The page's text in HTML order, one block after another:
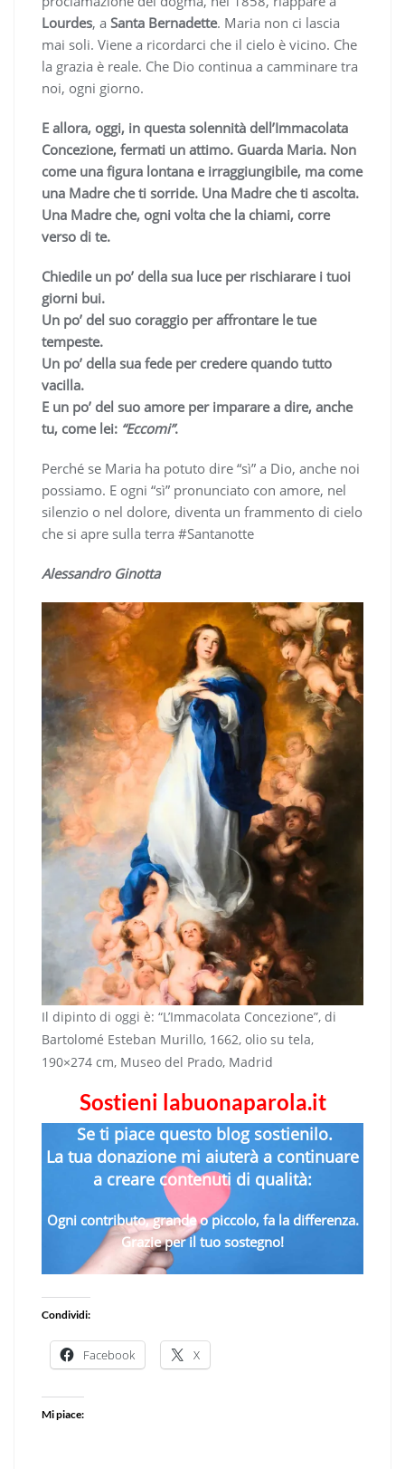
Lourdes, a Santa Bernadette. Maria non ci lascia
mai soli. Viene a ricordarci che il cielo è vicino. Che
la grazia è reale. Che Dio continua a camminare tra
noi, ogni giorno.
E allora, oggi, in questa solennità dell’Immacolata
Concezione, fermati un attimo. Guarda Maria. Non
come una figura lontana e irraggiungibile, ma come
una Madre che ti sorride. Una Madre che ti ascolta.
Una Madre che, ogni volta che la chiami, corre
verso di te.
Chiedile un po’ della sua luce per rischiarare i tuoi
giorni bui.
Un po’ del suo coraggio per affrontare le tue
tempeste.
Un po’ della sua fede per credere quando tutto
vacilla.
E un po’ del suo amore per imparare a dire, anche
tu, come lei: “Eccomi”.
Perché se Maria ha potuto dire “sì” a Dio, anche noi
possiamo. E ogni “sì” pronunciato con amore, nel
silenzio o nel dolore, diventa un frammento di cielo
che si apre sulla terra #Santanotte
Alessandro Ginotta
Il dipinto di oggi è: “L’Immacolata Concezione”, di
Bartolomé Esteban Murillo, 1662, olio su tela,
190×274 cm, Museo del Prado, Madrid
Sostieni labuonaparola.it
Se ti piace questo blog sostienilo.
La tua donazione mi aiuterà a continuare
a creare contenuti di qualità:
Ogni contributo, grande o piccolo, fa la differenza.
Grazie per il tuo sostegno!
Condividi:
Facebook X
Mi piace: